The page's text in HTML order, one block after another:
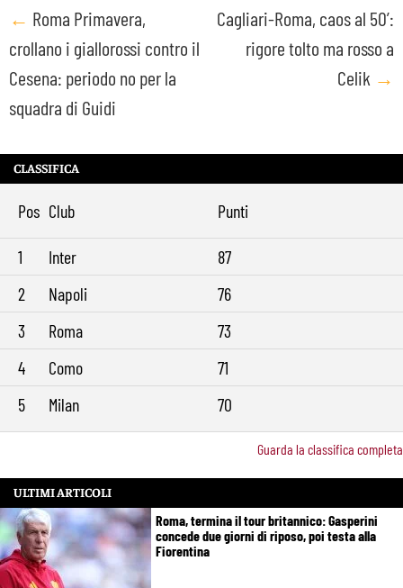
Post
navigation
← Roma Primavera,
crollano i giallorossi contro il
Cesena: periodo no per la
squadra di Guidi
Cagliari-Roma, caos al 50’:
rigore tolto ma rosso a
Celik →
CLASSIFICA
Pos Club Punti
1 Inter
87
2
Napoli
76
3
Roma
73
4
Como
71
5
Milan 70
Guarda la classifica completa
ULTIMI ARTICOLI
Roma, termina il tour britannico: Gasperini
concede due giorni di riposo, poi testa alla
Fiorentina